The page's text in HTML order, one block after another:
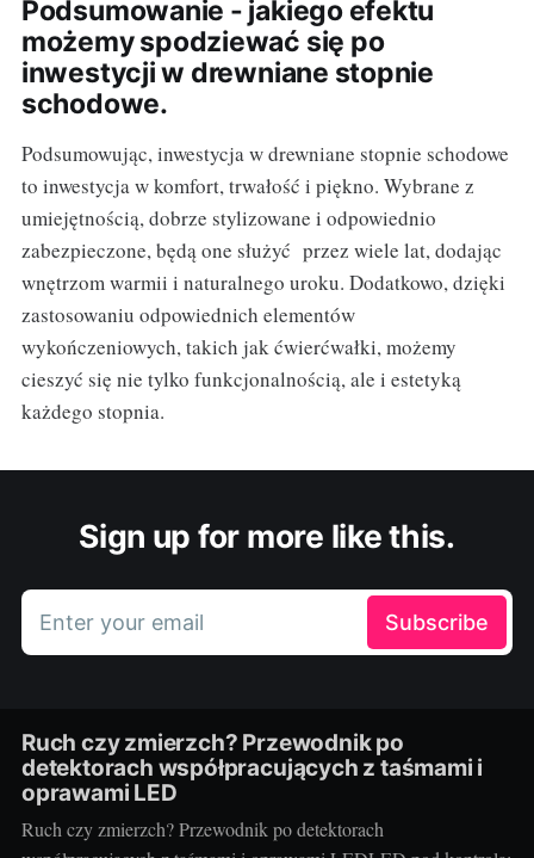
Podsumowanie - jakiego efektu
możemy spodziewać się po
inwestycji w drewniane stopnie
schodowe.
Podsumowując, inwestycja w drewniane stopnie schodowe
to inwestycja w komfort, trwałość i piękno. Wybrane z
umiejętnością, dobrze stylizowane i odpowiednio
zabezpieczone, będą one służyć przez wiele lat, dodając
wnętrzom warmii i naturalnego uroku. Dodatkowo, dzięki
zastosowaniu odpowiednich elementów
wykończeniowych, takich jak ćwierćwałki, możemy
cieszyć się nie tylko funkcjonalnością, ale i estetyką
każdego stopnia.
Sign up for more like this.
Enter your email Subscribe
Ruch czy zmierzch? Przewodnik po
detektorach współpracujących z taśmami i
oprawami LED
Ruch czy zmierzch? Przewodnik po detektorach